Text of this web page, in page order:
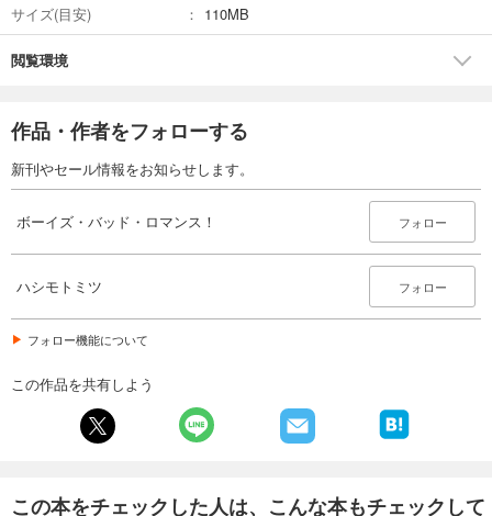
サイズ(目安)
110MB
閲覧環境
作品・作者をフォローする
新刊やセール情報をお知らせします。
ボーイズ・バッド・ロマンス！ フォロー
ハシモトミツ フォロー
フォロー機能について
この作品を共有しよう
この本をチェックした人は、こんな本もチェックして